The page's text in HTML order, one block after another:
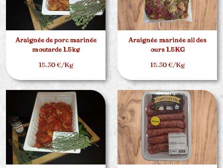
Araignée de porc marinée
moutarde 1.5kg
15.30 €/Kg
Araignée marinée ail des
ours 1.5KG
15.30 €/Kg